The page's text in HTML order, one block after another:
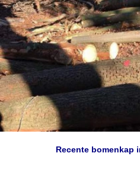
Recente bomenkap